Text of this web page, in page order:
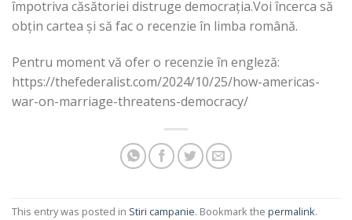
împotriva căsătoriei distruge democrația.Voi încerca să
obțin cartea și să fac o recenzie în limba română.
Pentru moment vă ofer o recenzie în engleză:
https://thefederalist.com/2024/10/25/how-americas-
war-on-marriage-threatens-democracy/
This entry was posted in Stiri campanie. Bookmark the permalink.